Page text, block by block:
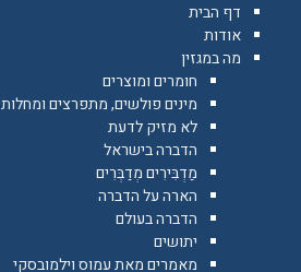
דף הבית
אודות
מה במגזין
חומרים ומוצרים
מינים פולשים, מתפרצים ומחלות
לא מזיק לדעת
הדברה בישראל
מַדְבִּירִים מְדַבְּרִים
הארה על הדברה
הדברה בעולם
יתושים
מאמרים מאת עמוס וילמובסקי